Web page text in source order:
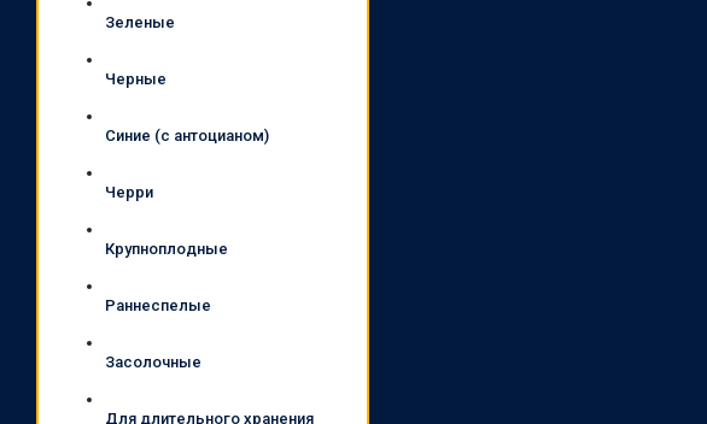
Зеленые
Черные
Синие (с антоцианом)
Черри
Крупноплодные
Раннеспелые
Засолочные
Для длительного хранения